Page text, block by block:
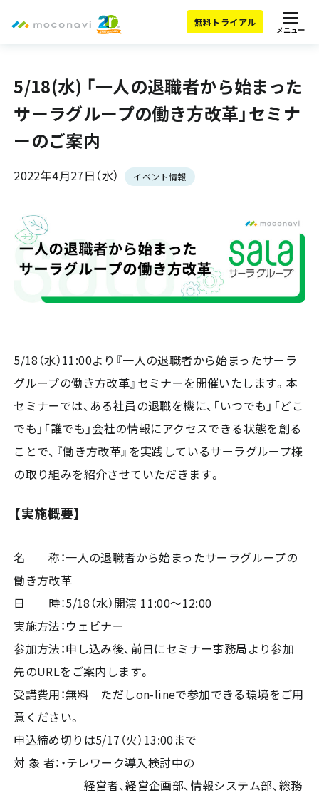
無料トライアル
メニュー
5/18(水) 「一人の退職者から始まった
サーラグループの働き方改革」セミナ
ーのご案内
2022年4月27日（水） イベント情報
5/18（水）11:00より『一人の退職者から始まったサーラ
グループの働き方改革』セミナーを開催いたします。本
セミナーでは、ある社員の退職を機に、「いつでも」「どこ
でも」「誰でも」会社の情報にアクセスできる状態を創る
ことで、『働き方改革』を実践しているサーラグループ様
の取り組みを紹介させていただきます。
【実施概要】
名 称：一人の退職者から始まったサーラグループの
働き方改革
日 時：5/18（水）開演 11:00～12:00
実施方法：ウェビナー
参加方法：申し込み後、前日にセミナー事務局より参加
先のURLをご案内します。
受講費用：無料 ただしon-lineで参加できる環境をご用
意ください。
申込締め切りは5/17（火）13:00まで
対 象 者：・テレワーク導入検討中の
経営者、経営企画部、情報システム部、総務